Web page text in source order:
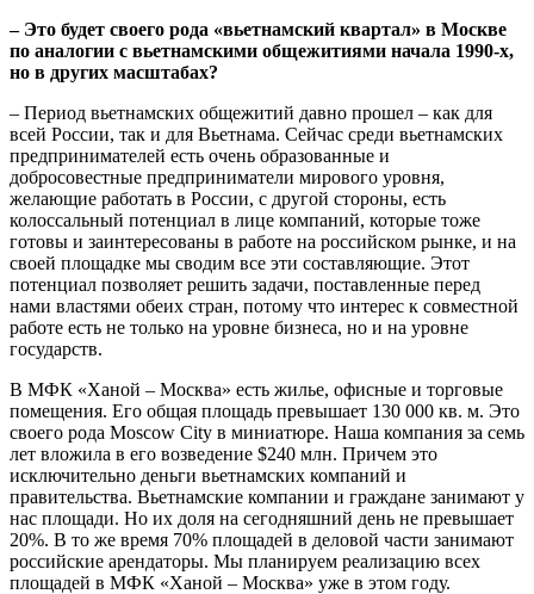
– Это будет своего рода «вьетнамский квартал» в Москве
по аналогии с вьетнамскими общежитиями начала 1990-х,
но в других масштабах?
– Период вьетнамских общежитий давно прошел – как для
всей России, так и для Вьетнама. Сейчас среди вьетнамских
предпринимателей есть очень образованные и
добросовестные предприниматели мирового уровня,
желающие работать в России, с другой стороны, есть
колоссальный потенциал в лице компаний, которые тоже
готовы и заинтересованы в работе на российском рынке, и на
своей площадке мы сводим все эти составляющие. Этот
потенциал позволяет решить задачи, поставленные перед
нами властями обеих стран, потому что интерес к совместной
работе есть не только на уровне бизнеса, но и на уровне
государств.
В МФК «Ханой – Москва» есть жилье, офисные и торговые
помещения. Его общая площадь превышает 130 000 кв. м. Это
своего рода Moscow City в миниатюре. Наша компания за семь
лет вложила в его возведение $240 млн. Причем это
исключительно деньги вьетнамских компаний и
правительства. Вьетнамские компании и граждане занимают у
нас площади. Но их доля на сегодняшний день не превышает
20%. В то же время 70% площадей в деловой части занимают
российские арендаторы. Мы планируем реализацию всех
площадей в МФК «Ханой – Москва» уже в этом году.